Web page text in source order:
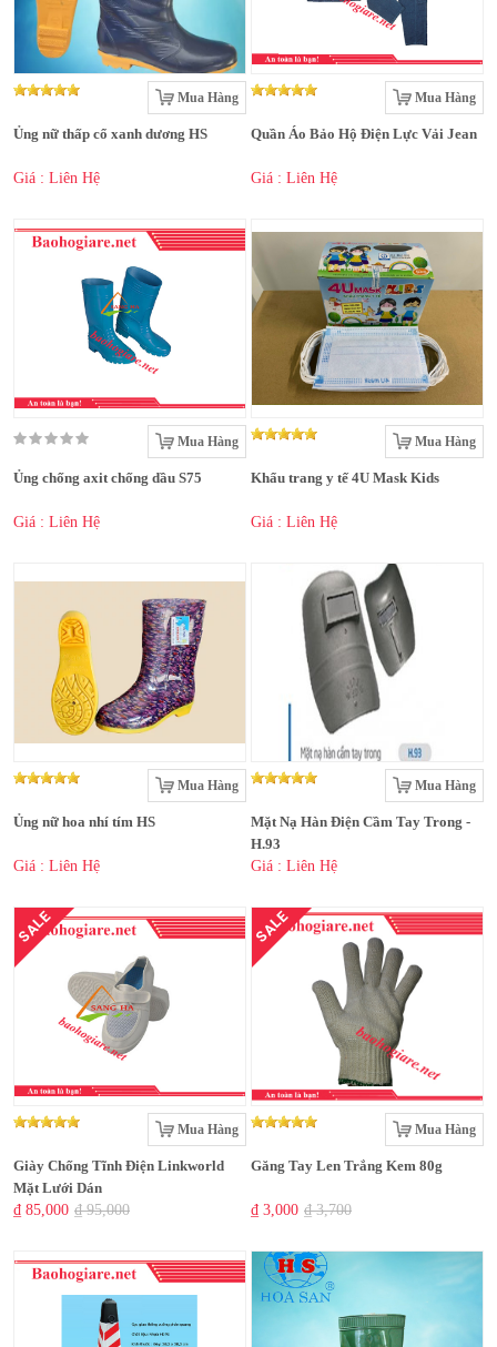
Mua Hàng
Ủng nữ thấp cổ xanh dương HS
Giá : Liên Hệ
Mua Hàng
Quần Áo Bảo Hộ Điện Lực Vải Jean
Giá : Liên Hệ
Mua Hàng
Ủng chống axit chống dầu S75
Giá : Liên Hệ
Mua Hàng
Khẩu trang y tế 4U Mask Kids
Giá : Liên Hệ
Mua Hàng
Ủng nữ hoa nhí tím HS
Giá : Liên Hệ
Mua Hàng
Mặt Nạ Hàn Điện Cầm Tay Trong -
H.93
Giá : Liên Hệ
SALE
Mua Hàng
Giày Chống Tĩnh Điện Linkworld
Mặt Lưới Dán
₫ 85,000 ₫ 95,000
SALE
Mua Hàng
Găng Tay Len Trắng Kem 80g
₫ 3,000 ₫ 3,700